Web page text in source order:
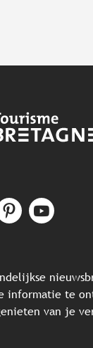
informatie te
van je